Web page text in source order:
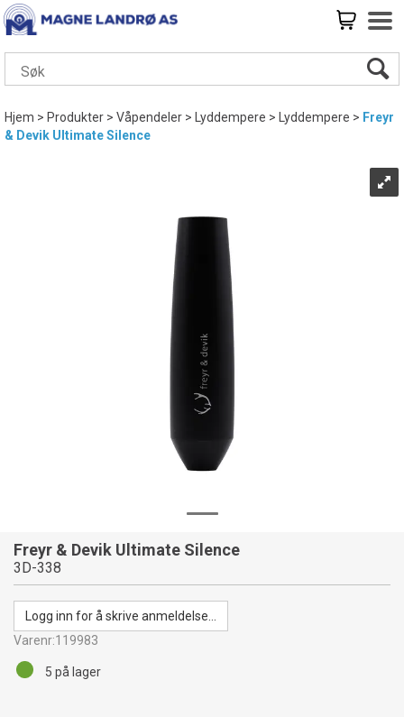
Hjem>Produkter>Våpendeler> Lyddempere> Lyddempere> Freyr
& Devik Ultimate Silence
Freyr & Devik Ultimate Silence
3D-338
Logg inn for å skrive anmeldelse...
Varenr:119983
5 på lager